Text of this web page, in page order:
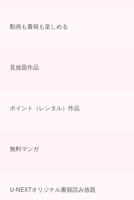
動画も書籍も楽しめる
⾒放題作品
ポイント（レンタル）作品
無料マンガ
U-NEXTオリジナル書籍読み放題